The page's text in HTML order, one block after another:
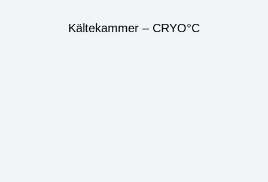
Kältekammer – CRYO°C